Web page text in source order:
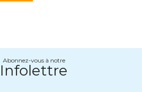
Abonnez-vous à notre
Infolettre